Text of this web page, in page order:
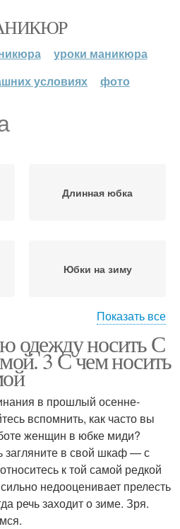
уроки маникюра
условиях
фото
Длинная юбка
Юбки на зиму
Трикотажные юбки
Миди юбки
Кожаные юбки
Показать все
одежду носить С
3 С чем носить
в прошлый осенне-
вспомнить, как часто вы
женщин в юбке миди?
загляните в свой шкаф — с
к той самой редкой
недооценивает прелесть
речь заходит о зиме. Зря.